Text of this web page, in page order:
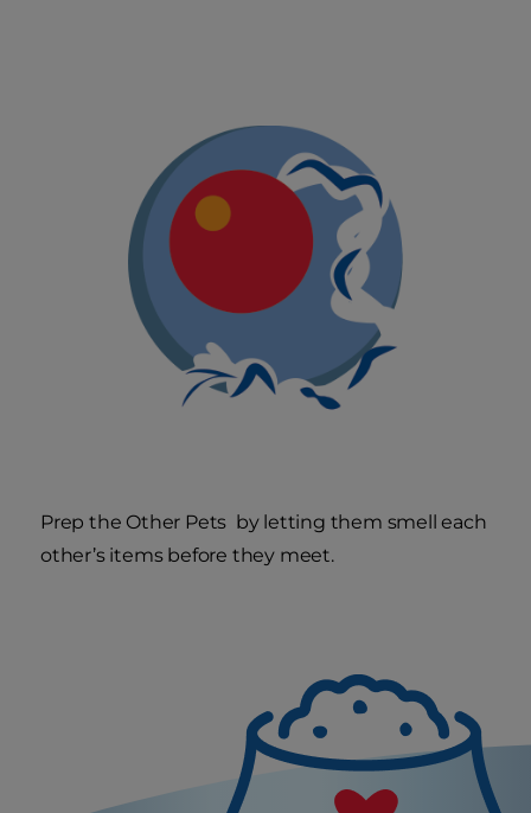
Prep the Other Pets by letting them smell each
other’s items before they meet.